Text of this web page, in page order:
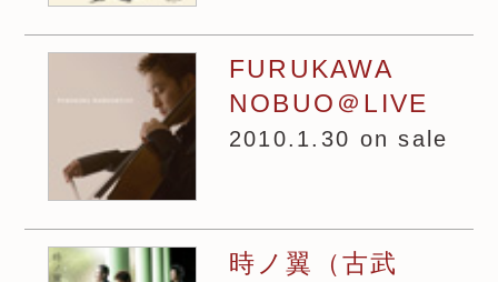
FURUKAWA
NOBUO＠LIVE
2010.1.30 on sale
時ノ翼（古武